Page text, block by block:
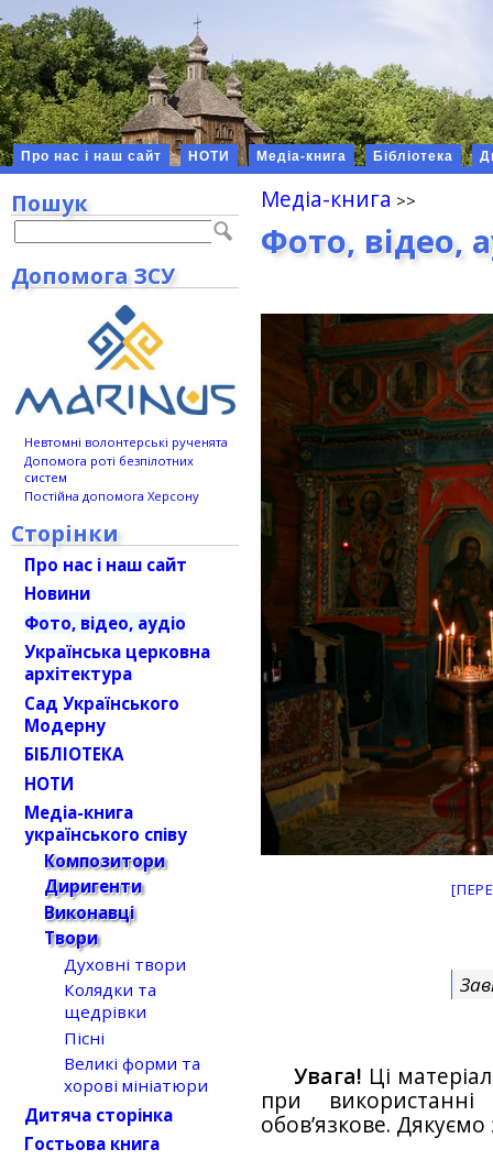
Про нас і наш сайт НОТИ Медіа-книга Бібліотека
Медіа-книга
Фото, відео,
Увага! Ці
при
обов’язкове.
Пошук
Допомога ЗСУ
Невтомні волонтерські рученята
Допомога роті безпілотних
систем
Постійна допомога Херсону
Сторінки
Про нас і наш сайт
Новини
Фото, відео, аудіо
Українська церковна
архітектура
Сад Українського
Модерну
БІБЛІОТЕКА
НОТИ
Медіа-книга
українського співу
Композитори
Диригенти
Виконавці
Твори
Духовні твори
Колядки та
щедрівки
Пісні
Великі форми та
хорові мініатюри
Дитяча сторінка
Гостьова книга